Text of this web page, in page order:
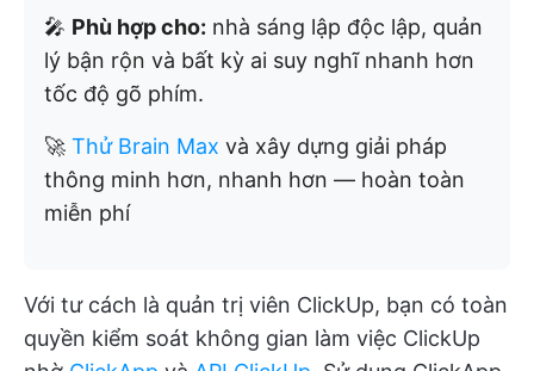
🎤 Phù hợp cho: nhà sáng lập độc lập, quản
lý bận rộn và bất kỳ ai suy nghĩ nhanh hơn
tốc độ gõ phím.
🚀 Thử Brain Max và xây dựng giải pháp
thông minh hơn, nhanh hơn — hoàn toàn
miễn phí
Với tư cách là quản trị viên ClickUp, bạn có toàn
quyền kiểm soát không gian làm việc ClickUp